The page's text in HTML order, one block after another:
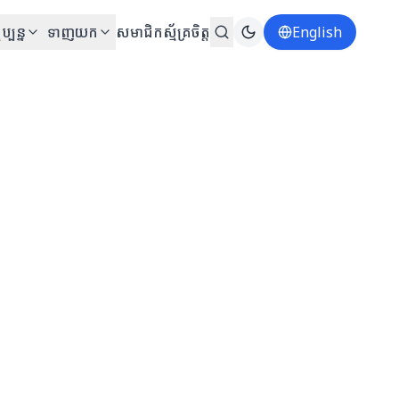
បន្ន ទាញយក សមាជិកស្ម័គ្រចិត្ត English